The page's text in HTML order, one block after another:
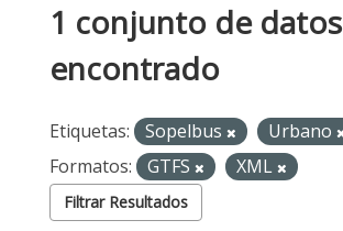
1 conjunto de datos
encontrado
Etiquetas: Sopelbus
Urbano
Formatos:
GTFS XML
Filtrar Resultados